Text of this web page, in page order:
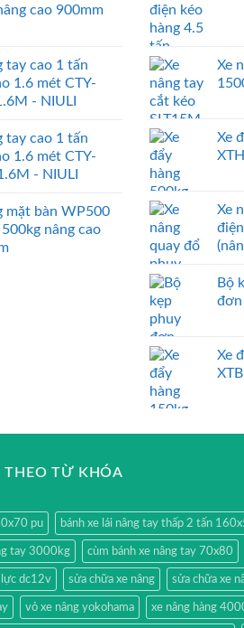
cao 900mm
tay cao 1 tấn
1.6 mét CTY-
- NIULI
tay cao 1 tấn
1.6 mét CTY-
- NIULI
mặt bàn WP500
nâng cao
Xe
Xe
Xe
Bộ
đơn
Xe
TỪ KHÓA
pu bánh xe lái nâng tay thấp 2 tấn
tay 3000kg cùm bánh xe nâng tay 70x80
dc12v sửa chữa xe nâng sửa chữa xe
vỏ xe nâng yokohama xe nâng hàng